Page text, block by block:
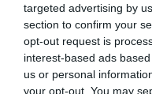
targeted advertising by
section to confirm your
opt-out request is
interest-based ads
us or personal
your opt-out. You may
ΗPETAείναι μια
παρουσία, η
ηγείται στον
ιδρυτής της,Lionel
δημιουργώντας το
συνεργαζόμενος